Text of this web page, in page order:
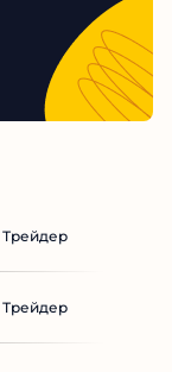
Трейдер
Трейдер